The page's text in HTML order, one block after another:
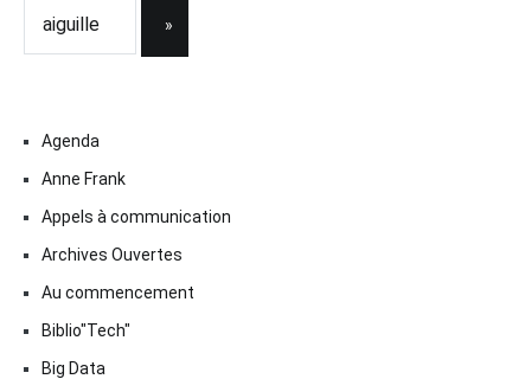
Agenda
Anne Frank
Appels à communication
Archives Ouvertes
Au commencement
Biblio"Tech"
Big Data